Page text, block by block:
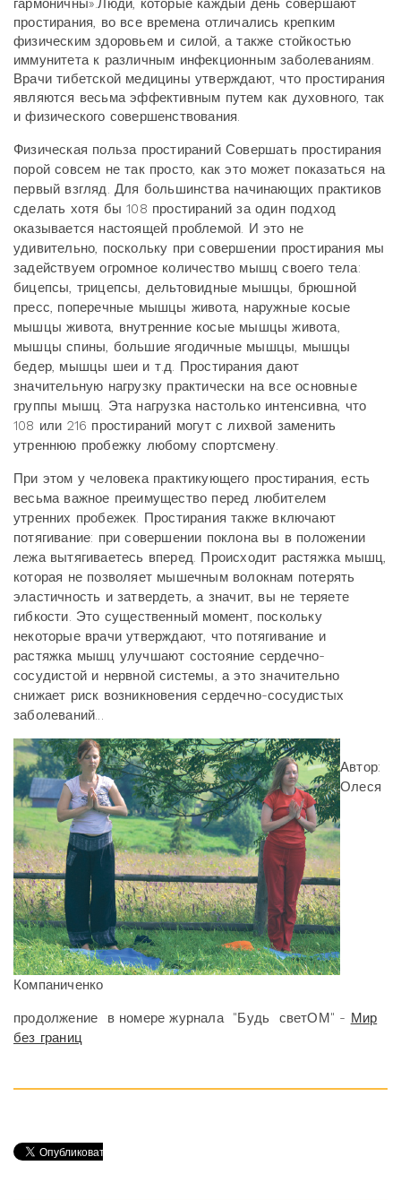
гармоничны».Люди, которые каждый день совершают
простирания, во все времена отличались крепким
физическим здоровьем и силой, а также стойкостью
иммунитета к различным инфекционным заболеваниям.
Врачи тибетской медицины утверждают, что простирания
являются весьма эффективным путем как духовного, так
и физического совершенствования.
Физическая польза простиранийСовершать простирания
порой совсем не так просто, как это может показаться на
первый взгляд. Для большинства начинающих практиков
сделать хотя бы 108 простираний за один подход
оказывается настоящей проблемой. И это не
удивительно, поскольку при совершении простирания мы
задействуем огромное количество мышц своего тела:
бицепсы, трицепсы, дельтовидные мышцы, брюшной
пресс, поперечные мышцы живота, наружные косые
мышцы живота, внутренние косые мышцы живота,
мышцы спины, большие ягодичные мышцы, мышцы
бедер, мышцы шеи и т.д. Простирания дают
значительную нагрузку практически на все основные
группы мышц. Эта нагрузка настолько интенсивна, что
108 или 216 простираний могут с лихвой заменить
утреннюю пробежку любому спортсмену.
При этом у человека практикующего простирания, есть
весьма важное преимущество перед любителем
утренних пробежек. Простирания также включают
потягивание: при совершении поклона вы в положении
лежа вытягиваетесь вперед. Происходит растяжка мышц,
которая не позволяет мышечным волокнам потерять
эластичность и затвердеть, а значит, вы не теряете
гибкости. Это существенный момент, поскольку
некоторые врачи утверждают, что потягивание и
растяжка мышц улучшают состояние сердечно-
сосудистой и нервной системы, а это значительно
снижает риск возникновения сердечно-сосудистых
заболеваний...
Автор:
Олеся
Компаниченко
продолжение в номере журнала "Будь светОМ" - Мир
без границ